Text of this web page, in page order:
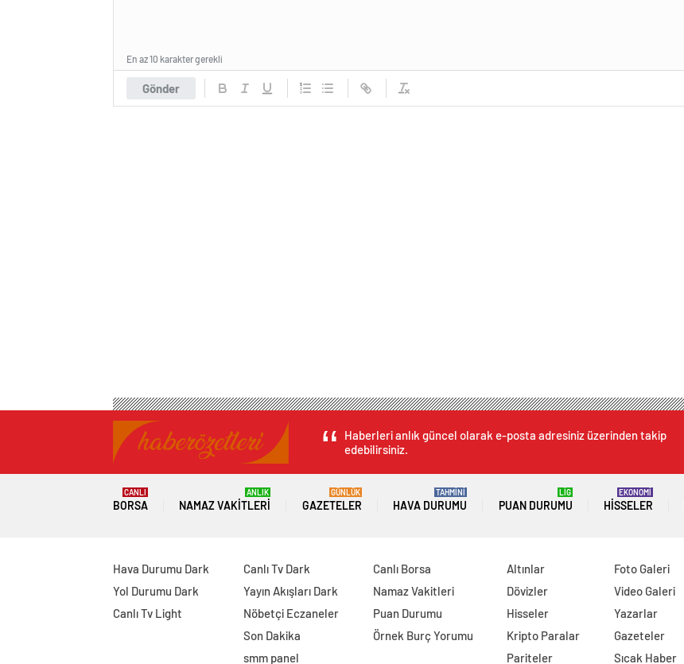
Gönder
En az 10 karakter gerekli
Haberleri anlık güncel olarak e-posta adresiniz üzerinden takip
edebilirsiniz.
BORSA
CANLI
NAMAZ VAKITLERI
ANLIK
GAZETELER
GÜNLÜK
HAVA DURUMU
TAHMİNİ
PUAN DURUMU
LİG
HISSELER
EKONOMİ
Hava Durumu Dark
Yol Durumu Dark
Canlı Tv Light
Canlı Tv Dark
Yayın Akışları Dark
Nöbetçi Eczaneler
Son Dakika
smm panel
Canlı Borsa
Namaz Vakitleri
Puan Durumu
Örnek Burç Yorumu
Altınlar
Dövizler
Hisseler
Kripto Paralar
Pariteler
Foto Galeri
Video Galeri
Yazarlar
Gazeteler
Sıcak Haber